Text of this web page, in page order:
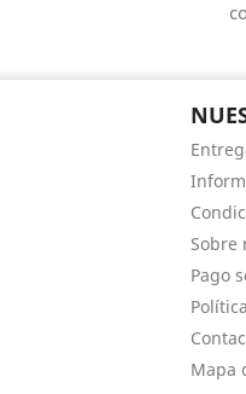
Sobre
Pago
Mapa